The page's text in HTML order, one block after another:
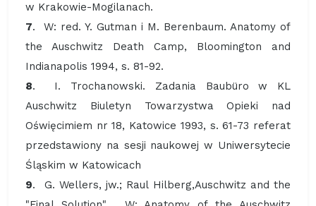
w Krakowie-Mogilanach.
7. W: red. Y. Gutman i M. Berenbaum. Anatomy of
the Auschwitz Death Camp, Bloomington and
Indianapolis 1994, s. 81-92.
8. I. Trochanowski. Zadania Baubüro w KL
Auschwitz Biuletyn Towarzystwa Opieki nad
Oświęcimiem nr 18, Katowice 1993, s. 61-73 referat
przedstawiony na sesji naukowej w Uniwersytecie
Śląskim w Katowicach
9. G. Wellers, jw.; Raul Hilberg,Auschwitz and the